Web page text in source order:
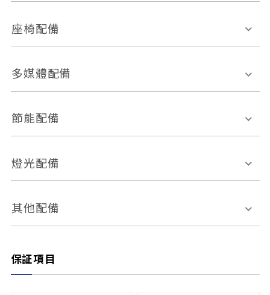
恆溫空調
前座正面氣囊
ABS防鎖死
車道偏離警示
自動停車系統 盲點偵測系統
倒車雷達
座椅配備
皮椅
無
有
多媒體配備
外部音源接入
節能配備
引擎啟閉系統
燈光配備
感應頭燈
頭燈光源
其他配備
保証項目